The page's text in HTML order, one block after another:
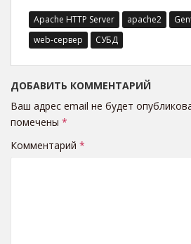
Apache HTTP Server apache2
web-сервер
СУБД
ДОБАВИТЬ КОММЕНТАРИЙ
Ваш адрес email не будет
помечены *
Комментарий *